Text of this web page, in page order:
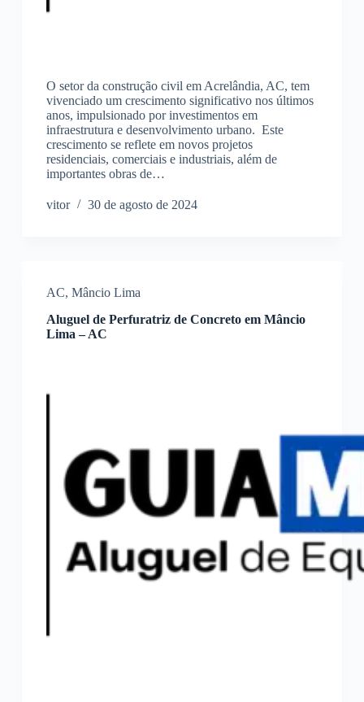
O setor da construção civil em Acrelândia, AC, tem
vivenciado um crescimento significativo nos últimos
anos, impulsionado por investimentos em
infraestrutura e desenvolvimento urbano. Este
crescimento se reflete em novos projetos
residenciais, comerciais e industriais, além de
importantes obras de…
vitor 30 de agosto de 2024
AC, Mâncio Lima
Aluguel de Perfuratriz de Concreto em Mâncio
Lima – AC